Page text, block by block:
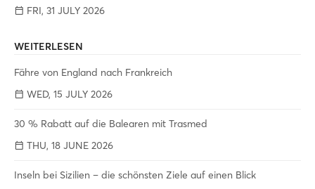
FRI, 31 JULY 2026
WEITERLESEN
Fähre von England nach Frankreich
WED, 15 JULY 2026
30 % Rabatt auf die Balearen mit Trasmed
THU, 18 JUNE 2026
Inseln bei Sizilien – die schönsten Ziele auf einen Blick